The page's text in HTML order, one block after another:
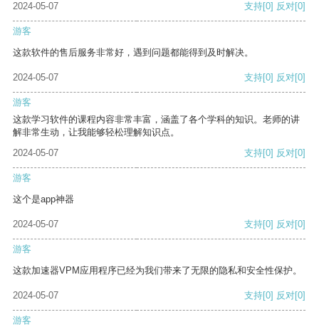
2024-05-07
支持[0] 反对[0]
游客
这款软件的售后服务非常好，遇到问题都能得到及时解决。
2024-05-07 支持[0] 反对[0]
游客
这款学习软件的课程内容非常丰富，涵盖了各个学科的知识。老师的讲
解非常生动，让我能够轻松理解知识点。
2024-05-07
支持[0] 反对[0]
游客
这个是app神器
2024-05-07 支持[0] 反对[0]
游客
这款加速器VPM应用程序已经为我们带来了无限的隐私和安全性保护。
2024-05-07 支持[0] 反对[0]
游客